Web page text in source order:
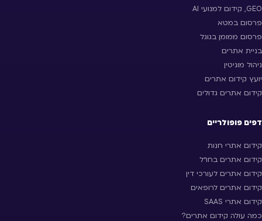
GEO, קידום למנועי AI
פרסום במטא
פרסום ממומן בגוגל
בניית אתרים
ניהול מוניטין
יועץ קידום אתרים
קידום אתרים גדולים
דפים פופולריים
קידום אתרי חנות
קידום אתרים בחו״ל
קידום אתרים לעורכי דין
קידום אתרים לרופאים
קידום אתרי SAAS
כמה עולה קידום אתרים?